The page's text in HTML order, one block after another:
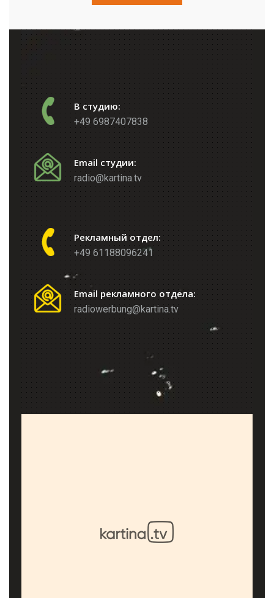
В студию:
+49 6987407838
Email студии:
radio@kartina.tv
Рекламный отдел:
+49 61188096241
Email рекламного отдела:
radiowerbung@kartina.tv